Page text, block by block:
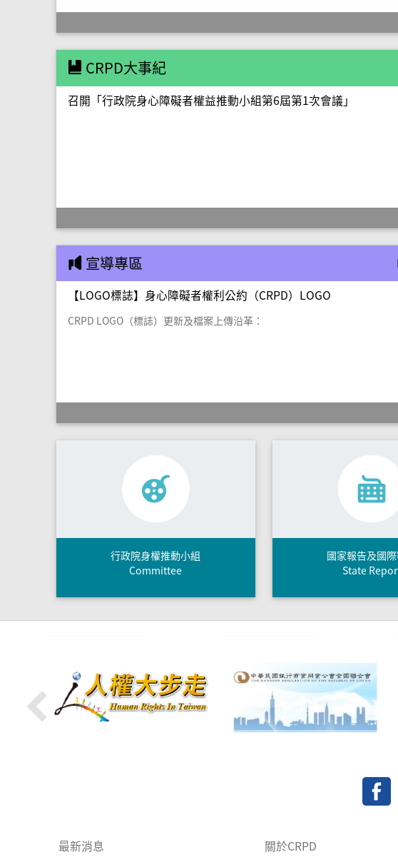
CRPD大事紀
召開「行政院身心障礙者權益推動小組第6屆第1次會議」
宣導專區
【LOGO標誌】身心障礙者權利公約（CRPD）LOGO
CRPD LOGO（標誌）更新及檔案上傳沿革：
行政院身權推動小組
Committee
國家報告及國
State
最新消息 關於CRPD